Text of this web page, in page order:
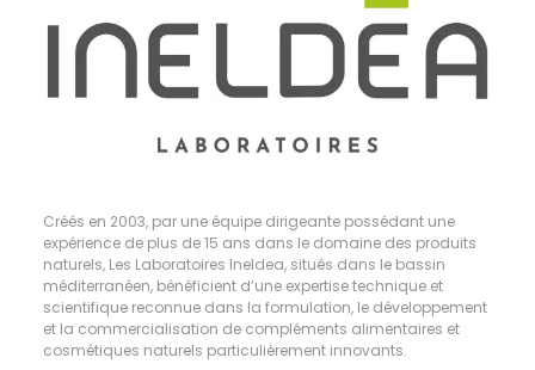
Créés en 2003, par une équipe dirigeante possédant une
expérience de plus de 15 ans dans le domaine des produits
naturels, Les Laboratoires Ineldea, situés dans le bassin
méditerranéen, bénéficient d’une expertise technique et
scientifique reconnue dans la formulation, le développement
et la commercialisation de compléments alimentaires et
cosmétiques naturels particulièrement innovants.